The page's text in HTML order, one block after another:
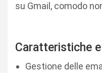
su Gmail, comodo
Caratteristiche
Gestione delle